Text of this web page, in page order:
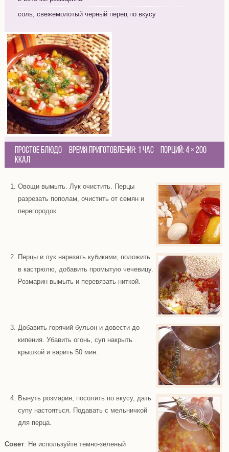
соль, свежемолотый черный перец по вкусу
Простое блюдо Время приготовления: 1 час Порций: 4 × 200
Ккал
Овощи вымыть. Лук очистить. Перцы
разрезать пополам, очистить от семян и
перегородок.
Перцы и лук нарезать кубиками, положить
в кастрюлю, добавить промытую чечевицу.
Розмарин вымыть и перевязать ниткой.
Добавить горячий бульон и довести до
кипения. Убавить огонь, суп накрыть
крышкой и варить 50 мин.
Вынуть розмарин, посолить по вкусу, дать
супу настояться. Подавать с мельничкой
для перца.
Совет: Не используйте темно-зеленый